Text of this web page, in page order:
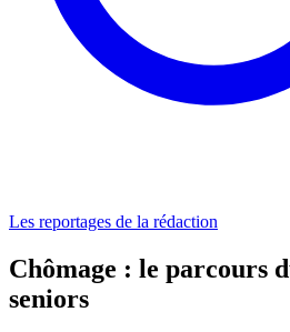
Les reportages de la rédaction
Chômage : le parcours
seniors